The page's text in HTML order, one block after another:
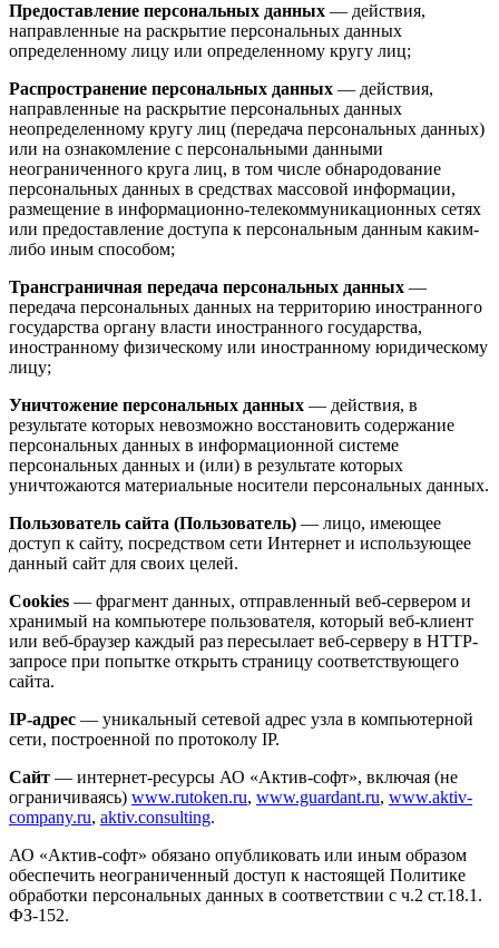
Предоставление персональных данных — действия,
направленные на раскрытие персональных данных
определенному лицу или определенному кругу лиц;
Распространение персональных данных — действия,
направленные на раскрытие персональных данных
неопределенному кругу лиц (передача персональных данных)
или на ознакомление с персональными данными
неограниченного круга лиц, в том числе обнародование
персональных данных в средствах массовой информации,
размещение в информационно-телекоммуникационных сетях
или предоставление доступа к персональным данным каким-
либо иным способом;
Трансграничная передача персональных данных —
передача персональных данных на территорию иностранного
государства органу власти иностранного государства,
иностранному физическому или иностранному юридическому
лицу;
Уничтожение персональных данных — действия, в
результате которых невозможно восстановить содержание
персональных данных в информационной системе
персональных данных и (или) в результате которых
уничтожаются материальные носители персональных данных.
Пользователь сайта (Пользователь) — лицо, имеющее
доступ к сайту, посредством сети Интернет и использующее
данный сайт для своих целей.
Cookies — фрагмент данных, отправленный веб-сервером и
хранимый на компьютере пользователя, который веб-клиент
или веб-браузер каждый раз пересылает веб-серверу в HTTP-
запросе при попытке открыть страницу соответствующего
сайта.
IP-адрес — уникальный сетевой адрес узла в компьютерной
сети, построенной по протоколу IP.
Сайт — интернет-ресурсы АО «Актив-софт», включая (не
ограничиваясь) www.rutoken.ru, www.guardant.ru, www.aktiv-
company.ru, aktiv.consulting.
АО «Актив-софт» обязано опубликовать или иным образом
обеспечить неограниченный доступ к настоящей Политике
обработки персональных данных в соответствии с ч.2 ст.18.1.
ФЗ-152.